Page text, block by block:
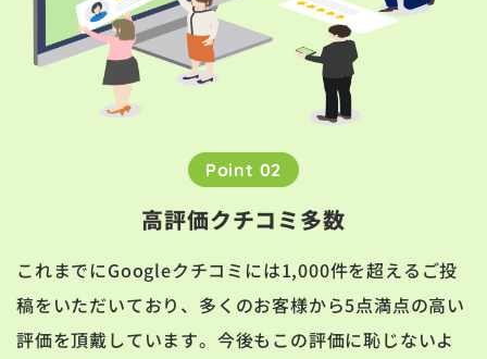
Point 02
高評価クチコミ多数
これまでにGoogleクチコミには1,000件を超えるご投
稿をいただいており、多くのお客様から5点満点の高い
評価を頂戴しています。今後もこの評価に恥じないよ